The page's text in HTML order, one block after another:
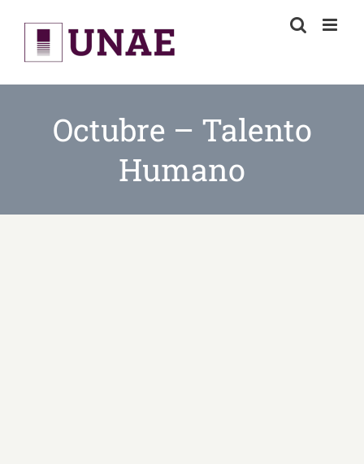
content
Octubre – Talento
Humano